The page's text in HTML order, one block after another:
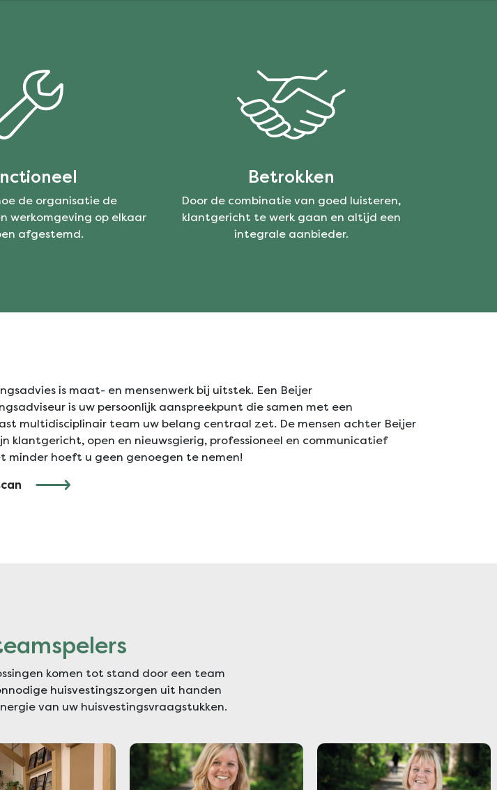
de organisatie de
werkomgeving op elkaar
afgestemd.
Betrokken
Door de combinatie van goed luisteren,
klantgericht te werk gaan en altijd een
integrale aanbieder.
is maat- en mensenwerk bij uitstek. Een Beijer
is uw persoonlijk aanspreekpunt die samen met een
multidisciplinair team uw belang centraal zet. De mensen achter Beijer
klantgericht, open en nieuwsgierig, professioneel en communicatief
minder hoeft u geen genoegen te nemen!
komen tot stand door een team
huisvestingszorgen uit handen
van uw huisvestingsvraagstukken.